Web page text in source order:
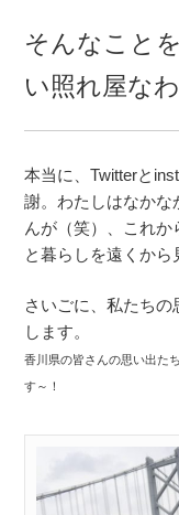
そんなこと
い照れ屋なわ
本当に、Twitterと
謝。わたしはなか
んが（笑）、これか
と暮らしを遠くから
さいごに、私たち
します。
香川県の皆さんの思い出た
す～！